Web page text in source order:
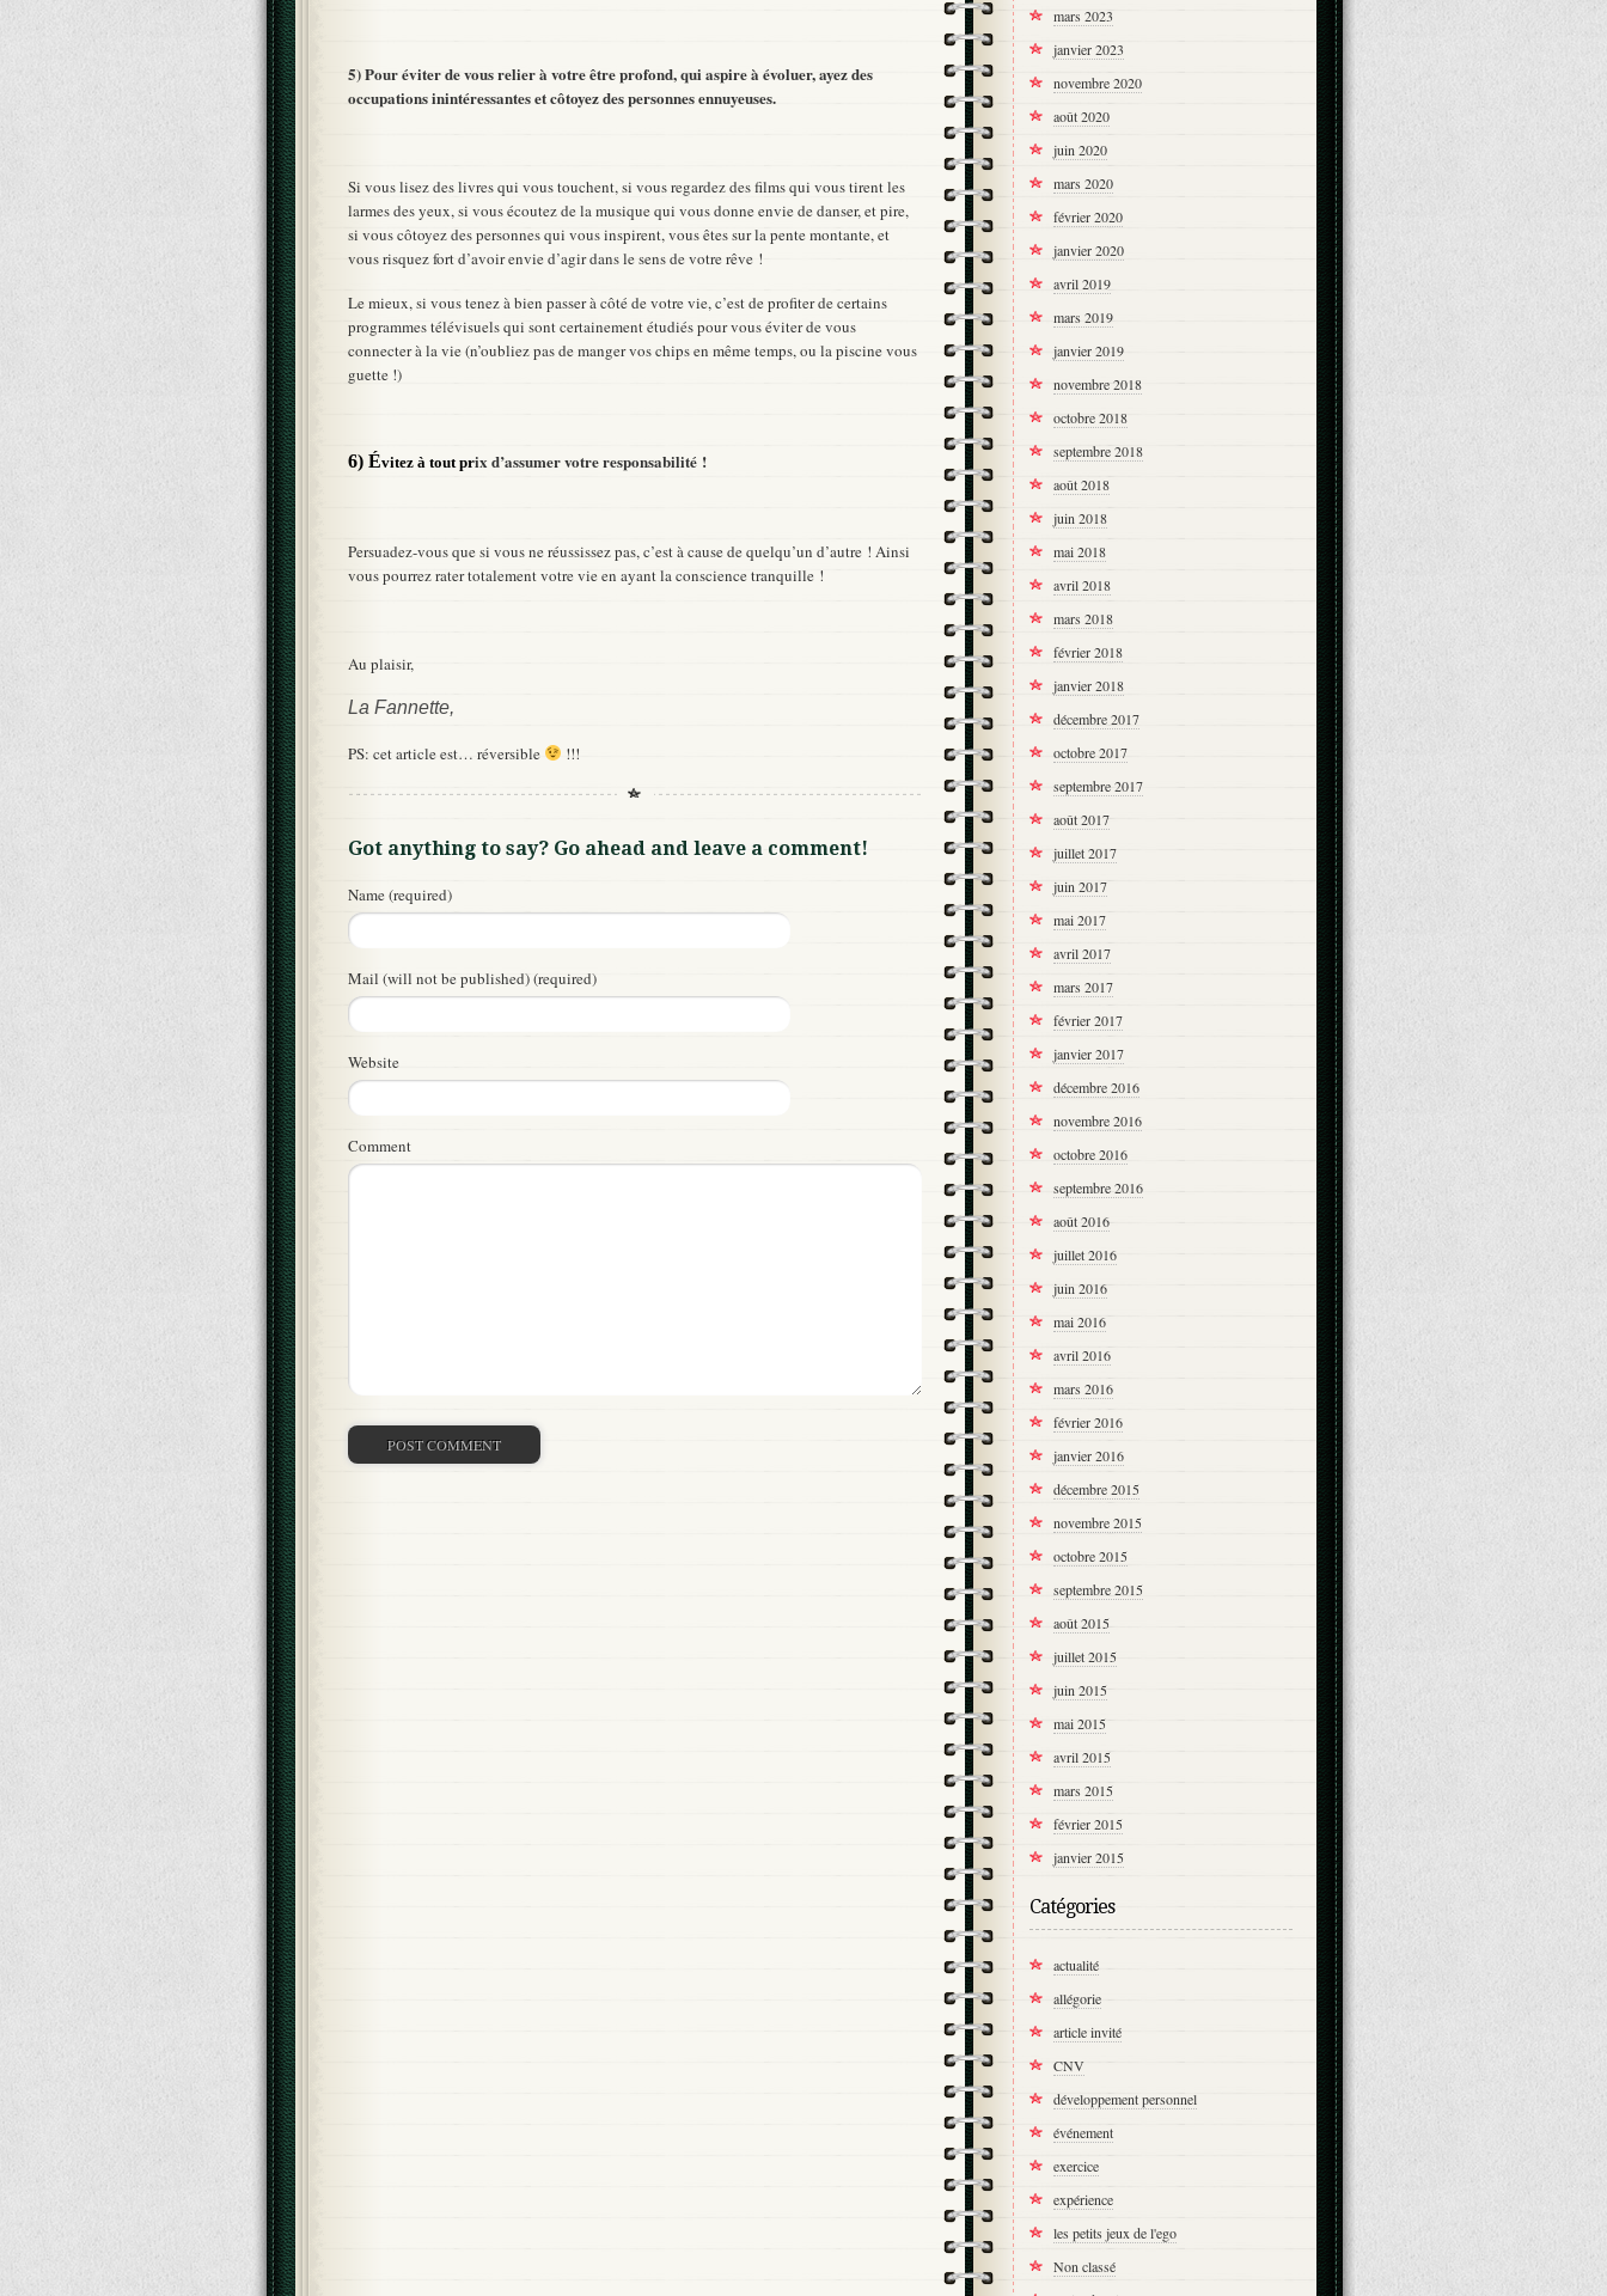
5) Pour éviter de vous relier à votre être profond, qui aspire à évoluer, ayez des
occupations inintéressantes et côtoyez des personnes ennuyeuses.
Si vous lisez des livres qui vous touchent, si vous regardez des films qui vous tirent les
larmes des yeux, si vous écoutez de la musique qui vous donne envie de danser, et pire,
si vous côtoyez des personnes qui vous inspirent, vous êtes sur la pente montante, et
vous risquez fort d’avoir envie d’agir dans le sens de votre rêve !
Le mieux, si vous tenez à bien passer à côté de votre vie, c’est de profiter de certains
programmes télévisuels qui sont certainement étudiés pour vous éviter de vous
connecter à la vie (n’oubliez pas de manger vos chips en même temps, ou la piscine vous
guette !)
6) Évitez à tout prix d’assumer votre responsabilité !
Persuadez-vous que si vous ne réussissez pas, c’est à cause de quelqu’un d’autre ! Ainsi
vous pourrez rater totalement votre vie en ayant la conscience tranquille !
Au plaisir,
La Fannette,
PS: cet article est… réversible !!!
Got anything to say? Go ahead and leave a comment!
Name (required)
Mail (will not be published) (required)
Website
Comment
mars 2023
janvier 2023
novembre 2020
août 2020
juin 2020
mars 2020
février 2020
janvier 2020
avril 2019
mars 2019
janvier 2019
novembre 2018
octobre 2018
septembre 2018
août 2018
juin 2018
mai 2018
avril 2018
mars 2018
février 2018
janvier 2018
décembre 2017
octobre 2017
septembre 2017
août 2017
juillet 2017
juin 2017
mai 2017
avril 2017
mars 2017
février 2017
janvier 2017
décembre 2016
novembre 2016
octobre 2016
septembre 2016
août 2016
juillet 2016
juin 2016
mai 2016
avril 2016
mars 2016
février 2016
janvier 2016
décembre 2015
novembre 2015
octobre 2015
septembre 2015
août 2015
juillet 2015
juin 2015
mai 2015
avril 2015
mars 2015
février 2015
janvier 2015
Catégories
actualité
allégorie
article invité
CNV
développement personnel
événement
exercice
expérience
les petits jeux de l'ego
Non classé